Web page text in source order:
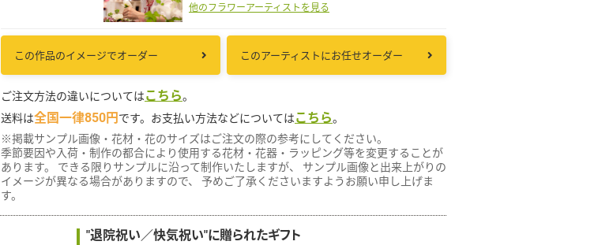
花言葉辞典
注文方法・送料など
プライバシーポリシー
facebook
他のフラワーアーティストを見る
この作品のイメージでオーダー このアーティストにお任せオーダー
ご注文方法の違いについてはこちら。
送料は全国一律850円です。お支払い方法などについてはこちら。
※掲載サンプル画像・花材・花のサイズはご注文の際の参考にしてください。
季節要因や入荷・制作の都合により使用する花材・花器・ラッピング等を変更することが
あります。 できる限りサンプルに沿って制作いたしますが、 サンプル画像と出来上がりの
イメージが異なる場合がありますので、 予めご了承くださいますようお願い申し上げま
す。
"退院祝い／快気祝い"に贈られたギフト